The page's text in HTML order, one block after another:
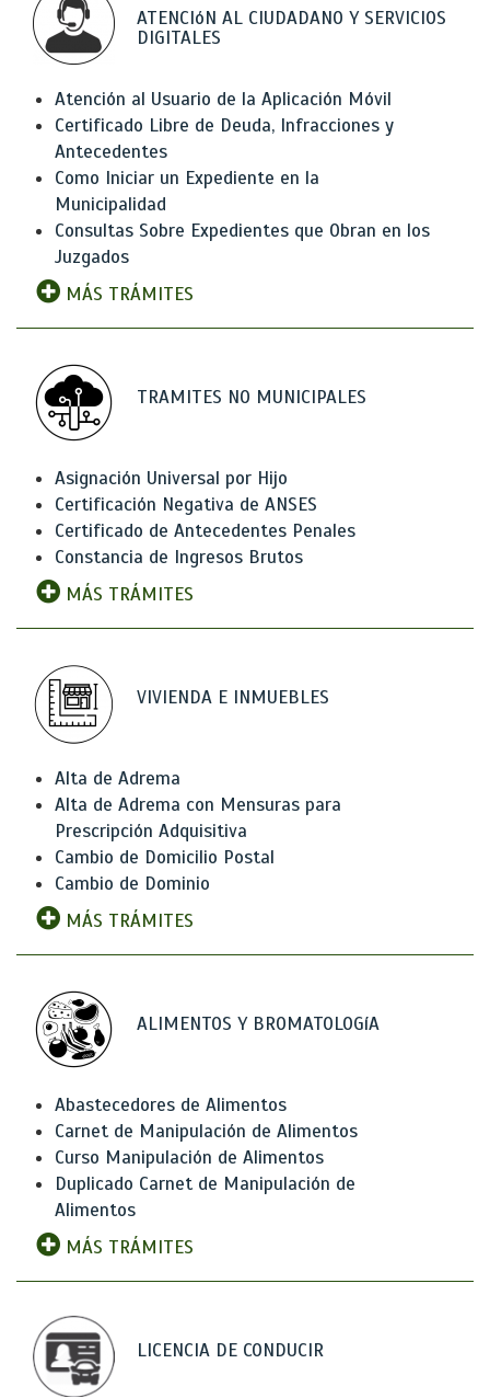
ATENCIóN AL CIUDADANO Y SERVICIOS
DIGITALES
Atención al Usuario de la Aplicación Móvil
Certificado Libre de Deuda, Infracciones y
Antecedentes
Como Iniciar un Expediente en la
Municipalidad
Consultas Sobre Expedientes que Obran en los
Juzgados
MÁS TRÁMITES
TRAMITES NO MUNICIPALES
Asignación Universal por Hijo
Certificación Negativa de ANSES
Certificado de Antecedentes Penales
Constancia de Ingresos Brutos
MÁS TRÁMITES
VIVIENDA E INMUEBLES
Alta de Adrema
Alta de Adrema con Mensuras para
Prescripción Adquisitiva
Cambio de Domicilio Postal
Cambio de Dominio
MÁS TRÁMITES
ALIMENTOS Y BROMATOLOGíA
Abastecedores de Alimentos
Carnet de Manipulación de Alimentos
Curso Manipulación de Alimentos
Duplicado Carnet de Manipulación de
Alimentos
MÁS TRÁMITES
LICENCIA DE CONDUCIR